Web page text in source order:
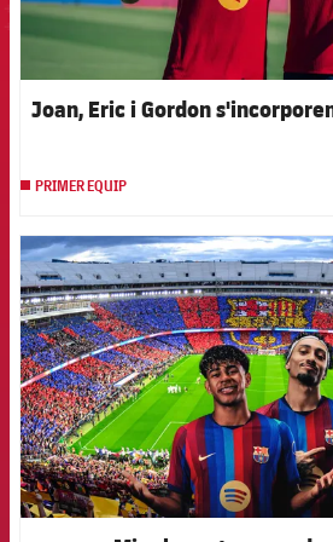
Joan, Eric i Gordon
PRIMER EQUIP
FCB